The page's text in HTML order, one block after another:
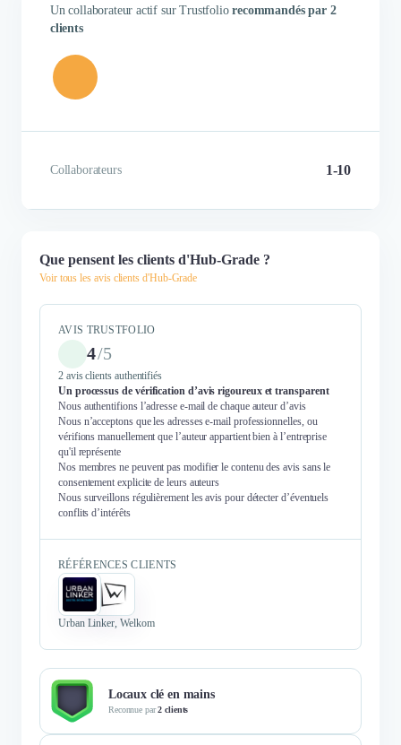
Un collaborateur actif sur Trustfoliorecommandés par 2
clients
Collaborateurs 1-10
Que pensent les clients d'Hub-Grade ?
Voir tous les avis clients d'Hub-Grade
AVIS TRUSTFOLIO
4/5
2 avis clients authentifiés
Un processus de vérification d’avis rigoureux et transparent
Nous authentifions l’adresse e-mail de chaque auteur d’avis
Nous n’acceptons que les adresses e-mail professionnelles, ou
vérifions manuellement que l’auteur appartient bien à l’entreprise
qu'il représente
Nos membres ne peuvent pas modifier le contenu des avis sans le
consentement explicite de leurs auteurs
Nous surveillons régulièrement les avis pour détecter d’éventuels
conflits d’intérêts
RÉFÉRENCES CLIENTS
Urban Linker, Welkom
Locaux clé en mains
Reconnue par2 clients